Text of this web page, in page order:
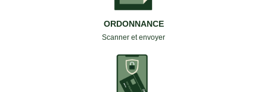
ORDONNANCE
Scanner et envoyer